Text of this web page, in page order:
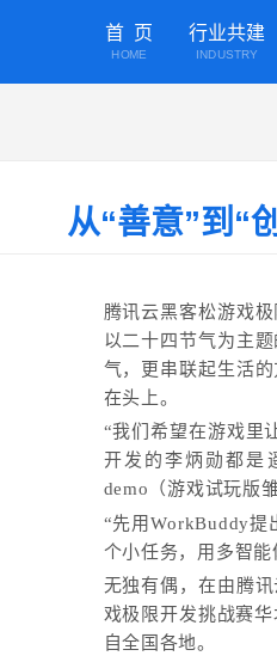
首 页
HOME
行业共建
INDUSTRY
从“善意”到“
腾讯云黑客松游戏
以二十四节气为主
气，更串联起生活
在头上。
“我们希望在游戏里
开发的李炳勋都是
demo（游戏试玩版
“先用WorkBuddy提
个小任务，用多智
无独有偶，在由腾
戏极限开发挑战赛
自全国各地。